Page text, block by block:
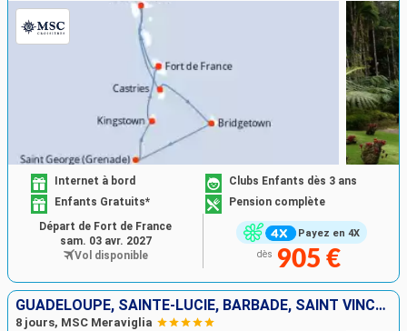
Payez en 4X
Internet à bord
Clubs Enfants dès 3 ans
Enfants Gratuits*
Pension complète
dès 905 €
Départ de Fort de France
sam. 03 avr. 2027
Vol disponible
GUADELOUPE, SAINTE-LUCIE, BARBADE, SAINT VINCENT-ET-LES-GRENADINES, GRENADE, MARTINIQUE
8 jours, MSC Meraviglia